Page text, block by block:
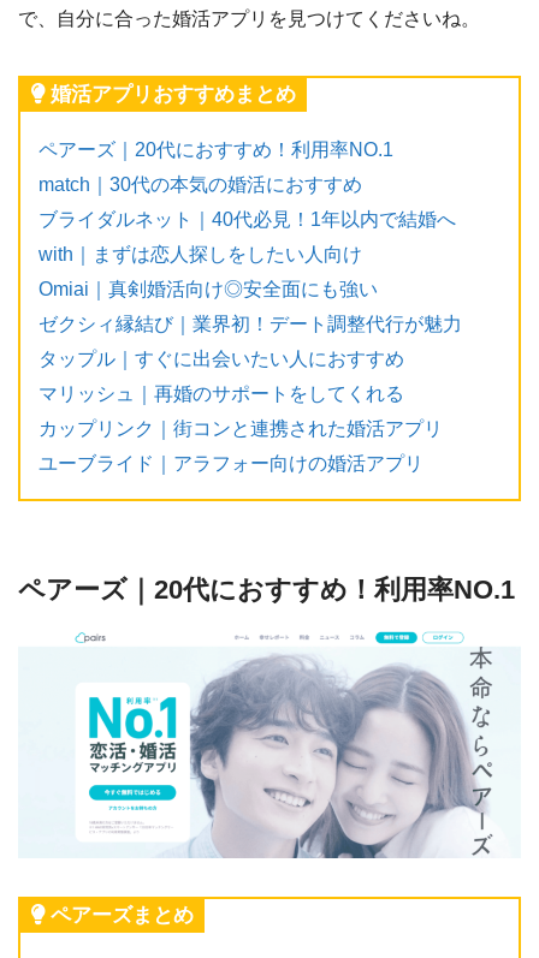
で、自分に合った婚活アプリを見つけてくださいね。
婚活アプリおすすめまとめ
ペアーズ｜20代におすすめ！利用率NO.1
match｜30代の本気の婚活におすすめ
ブライダルネット｜40代必見！1年以内で結婚へ
with｜まずは恋人探しをしたい人向け
Omiai｜真剣婚活向け◎安全面にも強い
ゼクシィ縁結び｜業界初！デート調整代行が魅力
タップル｜すぐに出会いたい人におすすめ
マリッシュ｜再婚のサポートをしてくれる
カップリンク｜街コンと連携された婚活アプリ
ユーブライド｜アラフォー向けの婚活アプリ
ペアーズ｜20代におすすめ！利用率NO.1
ペアーズまとめ